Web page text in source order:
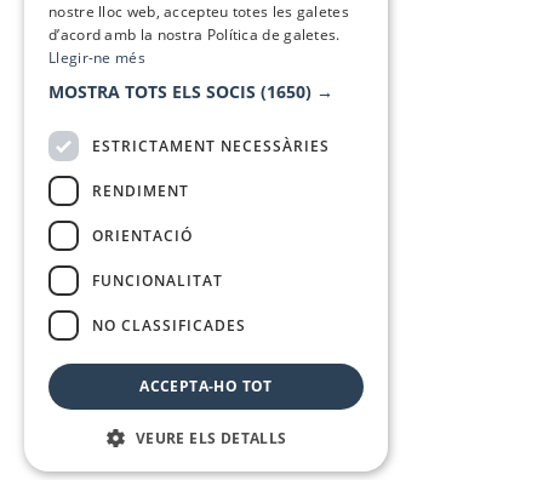
nostre lloc web, accepteu totes les galetes
d’acord amb la nostra Política de galetes.
Llegir-ne més
MOSTRA TOTS ELS SOCIS (1650) →
ESTRICTAMENT NECESSÀRIES
RENDIMENT
ORIENTACIÓ
FUNCIONALITAT
NO CLASSIFICADES
ACCEPTA-HO TOT
VEURE ELS DETALLS